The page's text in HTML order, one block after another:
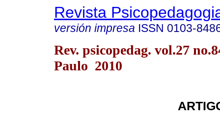
Revista
versión impresa ISSN 0103-
Rev. psicopedag. vol.27
Paulo 2010